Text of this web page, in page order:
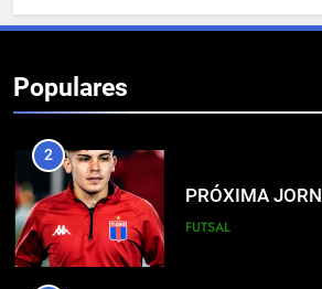
Populares
2
PRÓXIMA
FUTSAL